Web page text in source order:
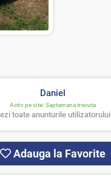
Daniel
Activ pe site: Saptamana trecuta
toate anunturile utilizatorului
Adauga la Favorite